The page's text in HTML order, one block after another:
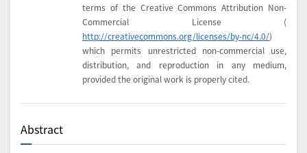
terms of the Creative Commons Attribution Non-
Commercial License (
http://creativecommons.org/licenses/by-nc/4.0/)
which permits unrestricted non-commercial use,
distribution, and reproduction in any medium,
provided the original work is properly cited.
Abstract